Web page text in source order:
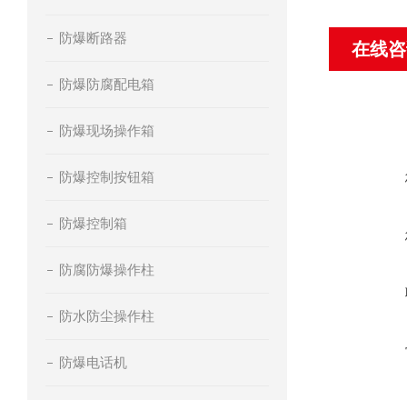
防爆断路器
防爆防腐配电箱
防爆现场操作箱
防爆控制按钮箱
防爆控制箱
防腐防爆操作柱
防水防尘操作柱
防爆电话机
在线